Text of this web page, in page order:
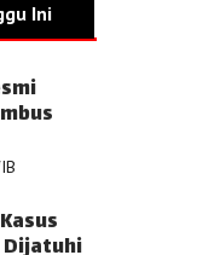
Ini